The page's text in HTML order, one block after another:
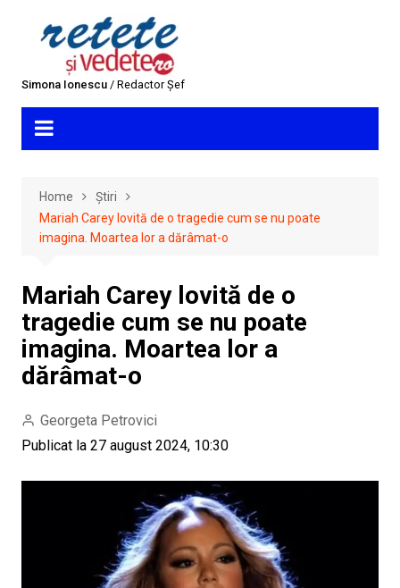
Simona Ionescu/ Redactor Șef
Home
Știri
Mariah Carey lovită de o tragedie cum se nu poate
imagina. Moartea lor a dărâmat-o
Mariah Carey lovită de o
tragedie cum se nu poate
imagina. Moartea lor a
dărâmat-o
Georgeta Petrovici
Publicat la 27 august 2024, 10:30